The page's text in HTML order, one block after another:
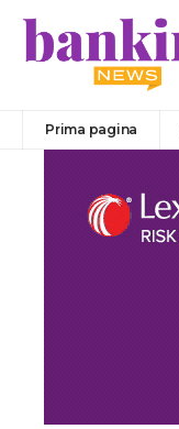
Prima pagina